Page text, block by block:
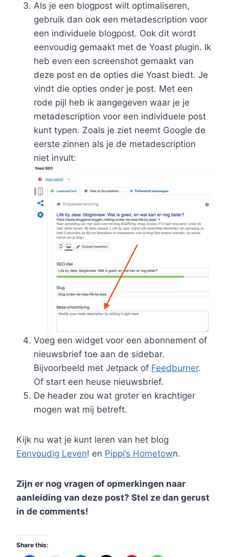
Als je een blogpost wilt optimaliseren,
gebruik dan ook een metadescription voor
een individuele blogpost. Ook dit wordt
eenvoudig gemaakt met de Yoast plugin. Ik
heb even een screenshot gemaakt van
deze post en de opties die Yoast biedt. Je
vindt die opties onder je post. Met een
rode pijl heb ik aangegeven waar je je
metadescription voor een individuele post
kunt typen. Zoals je ziet neemt Google de
eerste zinnen als je de metadescription
niet invult:
Voeg een widget voor een abonnement of
nieuwsbrief toe aan de sidebar.
Bijvoorbeeld met Jetpack of Feedburner.
Of start een heuse nieuwsbrief.
De header zou wat groter en krachtiger
mogen wat mij betreft.
Kijk nu wat je kunt leren van het blog
Eenvoudig Leven! en Pippi’s Hometown.
Zijn er nog vragen of opmerkingen naar
aanleiding van deze post? Stel ze dan gerust
in de comments!
Share this: